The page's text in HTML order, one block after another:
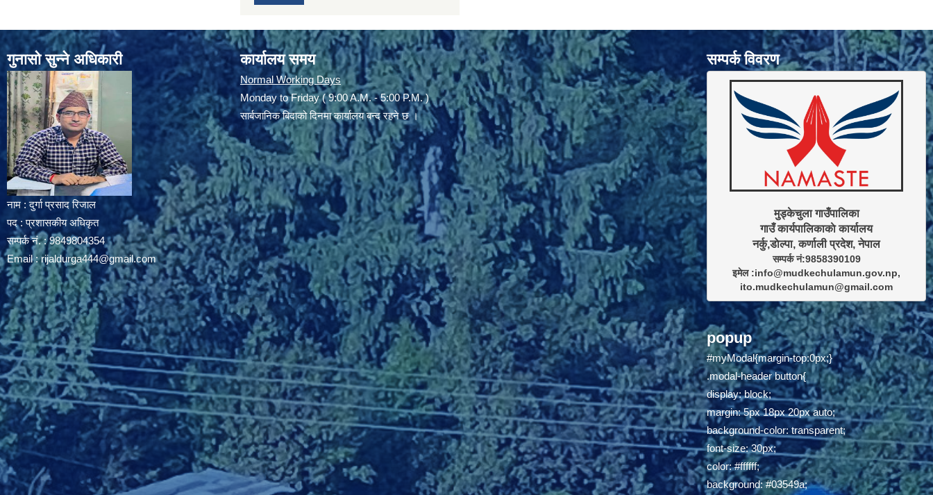
गुनासो सुन्ने अधिकारी
नाम : दुर्गा प्रसाद रिजाल
पद : प्रशासकीय अधिकृत
सम्पर्क नं. : 9849804354
Email :rijaldurga444@gmail.com
कार्यालय समय
Normal Working Days
Monday to Friday ( 9:00 A.M. - 5:00 P.M. )
सार्बजानिक बिदाको दिनमा कार्यालय बन्द रहने छ ।
सम्पर्क विवरण
मुड्केचुला गाउँपालिका
गाउँ कार्यपालिकाकाे कार्यालय
सम्पर्क नं:9858390109
इमेल :info@mudkechulamun.gov.np,
ito.mudkechulamun@gmail.com
popup
#myModal{margin-top:0px;}
.modal-header button{
display: block;
margin: 5px 18px 20px auto;
background-color: transparent;
font-size: 30px;
color: #ffffff;
background: #03549a;